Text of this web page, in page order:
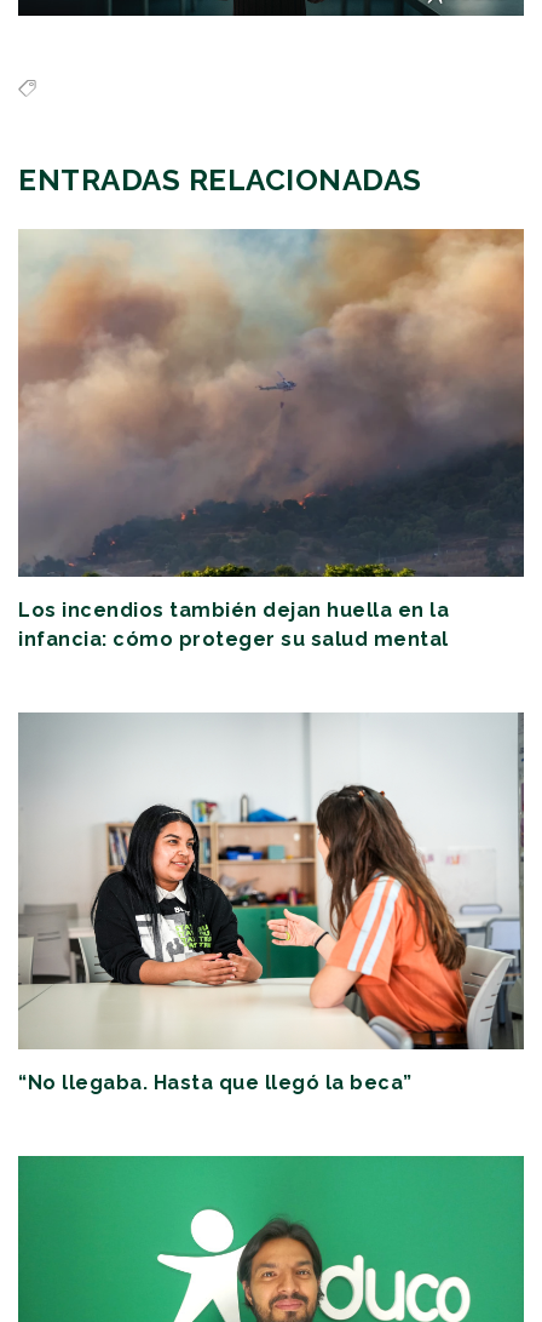
ENTRADAS RELACIONADAS
Los incendios también dejan huella en la
infancia: cómo proteger su salud mental
“No llegaba. Hasta que llegó la beca”